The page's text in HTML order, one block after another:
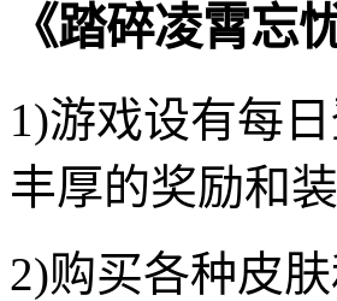
《踏碎凌霄忘
1)游戏设有每
丰厚的奖励和
2)购买各种皮